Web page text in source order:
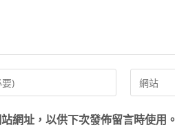
網址，以供下次發佈留言時使用。